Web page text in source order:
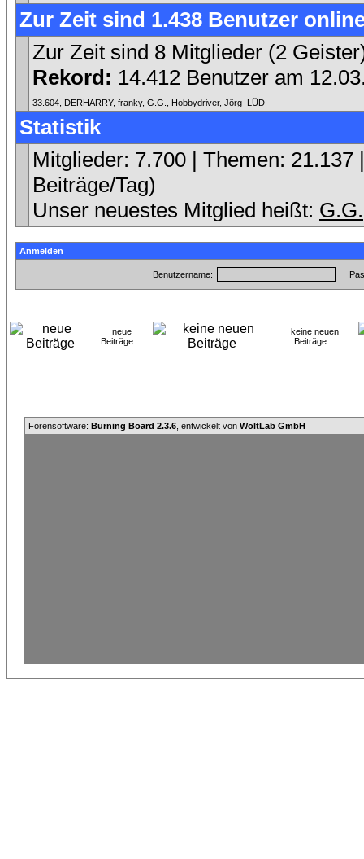
Zur Zeit sind 1.438 Benutzer
Zur Zeit sind 8 Mitglieder (2
Rekord: 14.412 Benutzer am
33.604 DERHARRY, franky, G.G. Hobbydriver, Jörg_LÜD
Statistik
Mitglieder: 7.700 | Themen:
Beiträge/Tag)
Unser neuestes Mitglied heißt: G.G.
Anmelden
Benutzername:
neue
Beiträge
keine neuen
Beiträge
Forensoftware: Burning Board 2.3.6 , entwickelt von WoltLab GmbH